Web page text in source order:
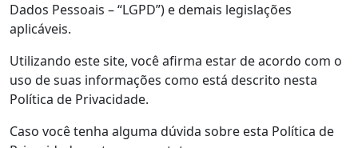
Dados Pessoais – “LGPD”) e demais legislações
aplicáveis.
Utilizando este site, você afirma estar de acordo com o
uso de suas informações como está descrito nesta
Política de Privacidade.
Caso você tenha alguma dúvida sobre esta Política de